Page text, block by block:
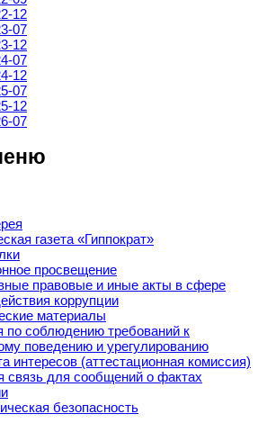
12
07
12
07
12
07
12
07
газета «Гиппократ»
просвещение
правовые и иные акты в сфере
коррупции
материалы
по соблюдению требований к
поведению и урегулированию
интересов (аттестационная комиссия)
связь для сообщений о фактах
безопасность